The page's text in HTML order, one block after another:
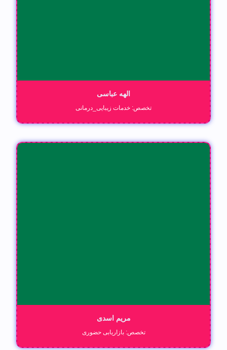
الهه عباسی
تخصص: خدمات زیبایی_درمانی
مریم اسدی
تخصص: بازاریابی حضوری